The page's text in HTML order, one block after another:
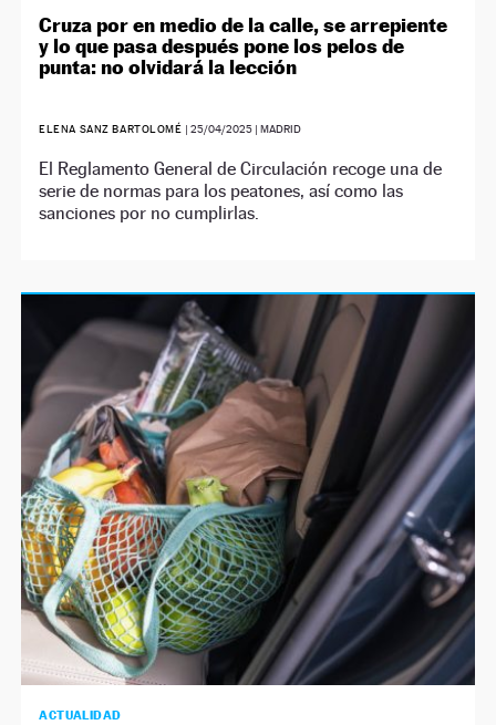
Cruza por en medio de la calle, se arrepiente
y lo que pasa después pone los pelos de
punta: no olvidará la lección
ELENA SANZ BARTOLOMÉ | 25/04/2025| MADRID
El Reglamento General de Circulación recoge una de
serie de normas para los peatones, así como las
sanciones por no cumplirlas.
ACTUALIDAD